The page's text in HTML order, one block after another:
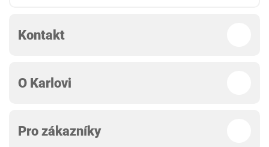
Kontakt
O Karlovi
Pro zákazníky